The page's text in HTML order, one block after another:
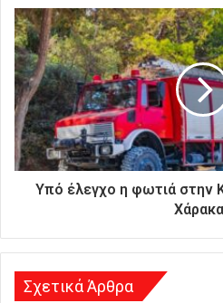
ι
κ
ή
σ
α
ς
ι
ε
ν
Υπό έλεγχο η φωτιά στην
Σχετικά Άρθρα